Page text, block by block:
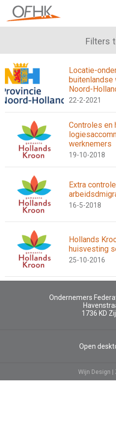
Ondernemers Federatie
Home Zoeken
Filters
Locatie-
buitenlandse
Noord-
22-2-2021
Controles en
werknemers
19-10-2018
Extra
16-5-2018
Hollands
huisvesting
25-10-2016
Ondernemers
1736 KD
Open
Wijn Design |